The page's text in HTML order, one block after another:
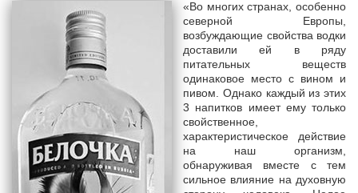
«Во многих странах, особенно
северной Европы,
возбуждающие свойства водки
доставили ей в ряду
питательных веществ
одинаковое место с вином и
пивом. Однако каждый из этих
3 напитков имеет ему только
свойственное,
характеристическое действие
на наш организм,
обнаруживая вместе с тем
сильное влияние на духовную